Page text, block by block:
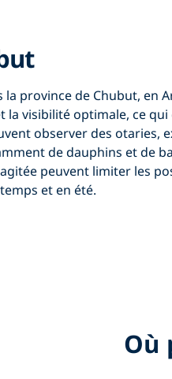
la province de Chubut, en
la visibilité optimale, ce
observerdes otaries,
de dauphins et de
peuvent limiter les
et en été.
Où